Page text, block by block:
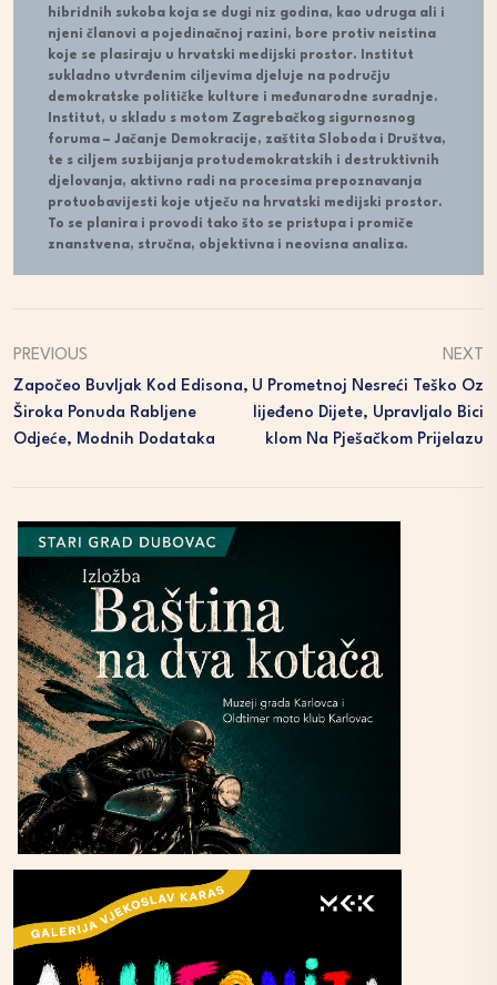
hibridnih sukoba koja se dugi niz godina, kao udruga ali i
njeni članovi a pojedinačnoj razini, bore protiv neistina
koje se plasiraju u hrvatski medijski prostor. Institut
sukladno utvrđenim ciljevima djeluje na području
demokratske političke kulture i međunarodne suradnje.
Institut, u skladu s motom Zagrebačkog sigurnosnog
foruma – Jačanje Demokracije, zaštita Sloboda i Društva,
te s ciljem suzbijanja protudemokratskih i destruktivnih
djelovanja, aktivno radi na procesima prepoznavanja
protuobavijesti koje utječu na hrvatski medijski prostor.
To se planira i provodi tako što se pristupa i promiče
znanstvena, stručna, objektivna i neovisna analiza.
PREVIOUS
Započeo Buvljak Kod Edisona,
Široka Ponuda Rabljene
Odjeće, Modnih Dodataka
NEXT
U Prometnoj Nesreći Teško Oz
Lijeđeno Dijete, Upravljalo Bici
Klom Na Pješačkom Prijelazu